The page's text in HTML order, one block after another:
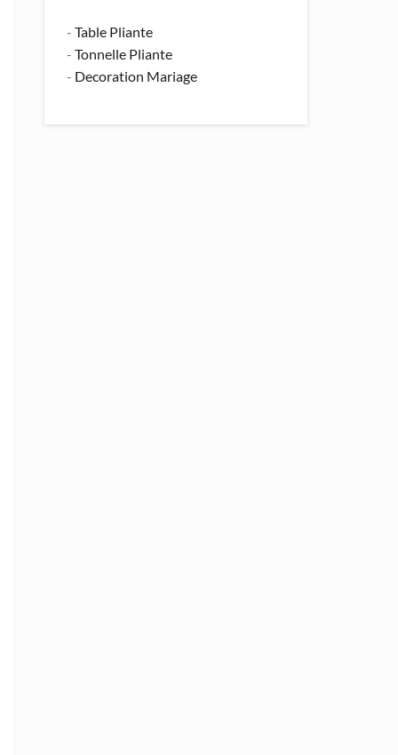
-Table Pliante
-Tonnelle Pliante
- Decoration Mariage